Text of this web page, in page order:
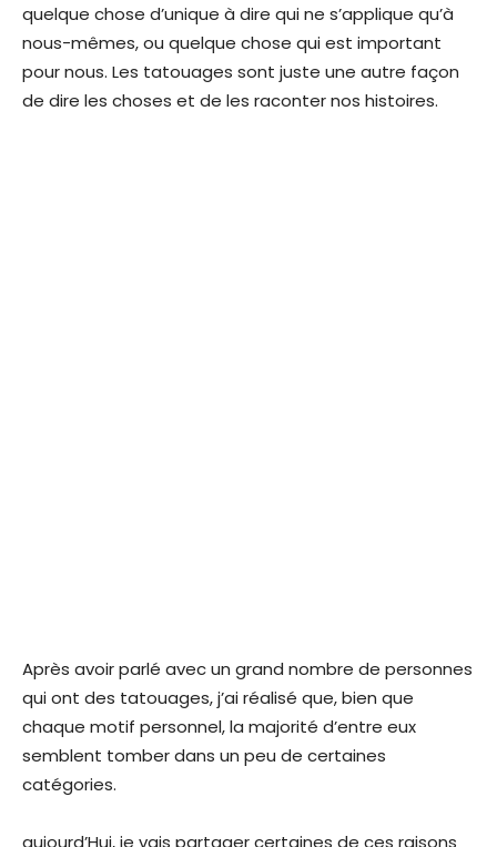
quelque chose d’unique à dire qui ne s’applique qu’à
nous-mêmes, ou quelque chose qui est important
pour nous. Les tatouages sont juste une autre façon
de dire les choses et de les raconter nos histoires.
Après avoir parlé avec un grand nombre de personnes
qui ont des tatouages, j’ai réalisé que, bien que
chaque motif personnel, la majorité d’entre eux
semblent tomber dans un peu de certaines
catégories.
aujourd’Hui, je vais partager certaines de ces raisons